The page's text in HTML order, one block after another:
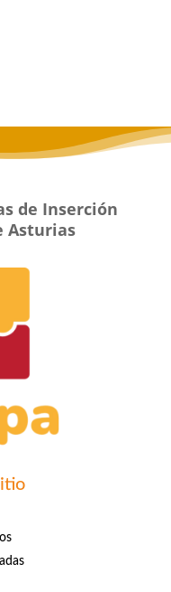
de Inserción
Asturias